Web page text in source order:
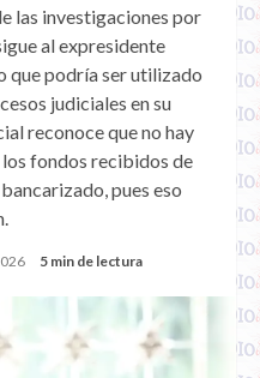
las investigaciones por
al expresidente
que podría ser utilizado
judiciales en su
reconoce que no hay
fondos recibidos de
pues eso
5 min de lectura